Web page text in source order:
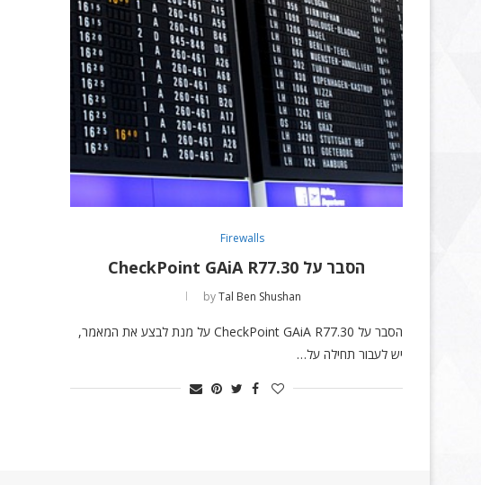
Firewalls
הסבר על CheckPoint GAiA R77.30
byTal Ben Shushan
הסבר על CheckPoint GAiA R77.30 על מנת לבצע את המאמר,
יש לעבור תחילה על…